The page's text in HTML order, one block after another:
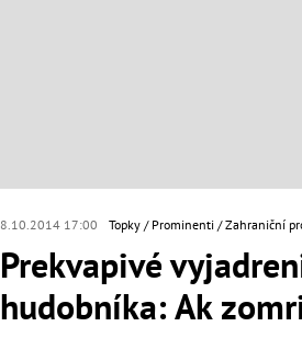
8.10.2014 17:00 Topky Prominenti Zahraniční
Prekvapivé
hudobníka: Ak